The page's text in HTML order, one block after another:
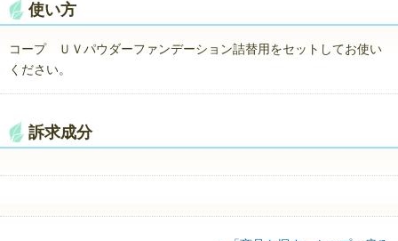
使い方
コープ ＵＶパウダーファンデーション詰替用をセットしてお使い
ください。
訴求成分